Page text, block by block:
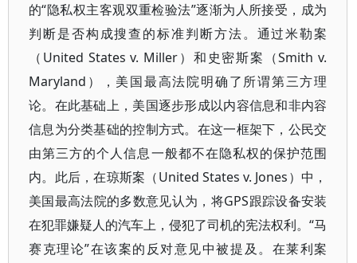
的“隐私权主客观双重检验法”逐渐为人所接受，成为
判断是否构成搜查的标准判断方法。通过米勒案
（United States v. Miller）和史密斯案（Smith v.
Maryland），美国最高法院明确了所谓第三方理
论。在此基础上，美国逐步形成以内容信息和非内容
信息为分类基础的控制方式。在这一框架下，公民交
由第三方的个人信息一般都不在隐私权的保护范围
内。此后，在琼斯案（United States v. Jones）中，
美国最高法院的多数意见认为，将GPS跟踪设备安装
在犯罪嫌疑人的汽车上，侵犯了司机的宪法权利。“马
赛克理论”在该案的反对意见中被提及。在莱利案